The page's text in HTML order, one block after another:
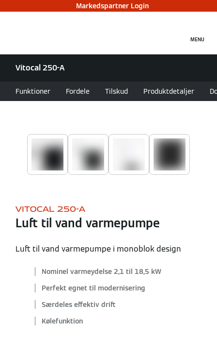
Markedspartner Login
MENU
Vitocal 250-A
Funktioner Fordele Tilskud Produktdetaljer
VITOCAL 250-A
Luft til vand varmepumpe
Luft til vand varmepumpe i monoblok design
Nominel varmeydelse 2,1 til 18,5 kW
Perfekt egnet til modernisering
Særdeles effektiv drift
Kølefunktion